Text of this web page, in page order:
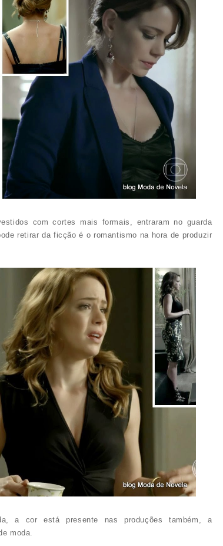
com cortes mais formais, entraram no guarda
retirar da ficção é o romantismo na hora de produzir
a cor está presente nas produções também, a
moda.